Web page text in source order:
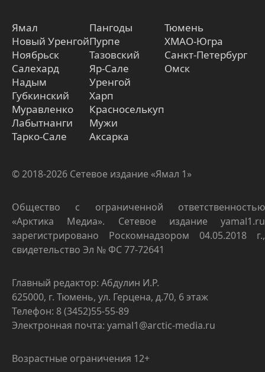
Ямал
Новый Уренгой
Ноябрьск
Салехард
Надым
Губкинский
Муравленко
Лабытнанги
Тарко-Сале
Пангоды
Пурпе
Тазовский
Яр-Сале
Уренгой
Харп
Красноселькуп
Мужи
Аксарка
Тюмень
ХМАО-Югра
Санкт-Петербург
Омск
© 2018-2026 Сетевое издание «Ямал 1»
Общество с ограниченной ответственностью
«Арктика Медиа». Сетевое издание yamal1.ru
зарегистрировано Роскомнадзором 04.05.2018 г.,
свидетельство Эл № ФС 77-72641
Главный редактор: Абдулин И.Р.
625000, г. Тюмень, ул. Герцена, д.70, 6 этаж
Телефон: 8 (3452)55-55-89
Электронная почта: yamal1@arctic-media.ru
Возрастные ограничения 12+